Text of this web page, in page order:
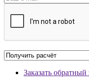
Заказать обратный